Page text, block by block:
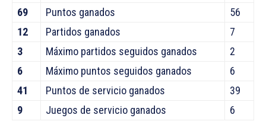
69
Puntos ganados
56
12
Partidos ganados
7
3
Máximo partidos seguidos ganados
2
6
Máximo puntos seguidos ganados
6
41
Puntos de servicio ganados
39
9
Juegos de servicio ganados 6